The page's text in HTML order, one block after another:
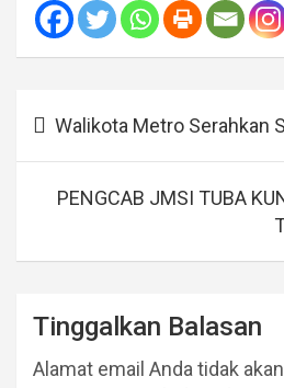
posWalikota Metro Serahkan
PENGCAB JMSI TUBA
Tinggalkan Balasan
Alamat email Anda tidak